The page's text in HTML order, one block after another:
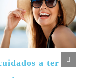
a ter